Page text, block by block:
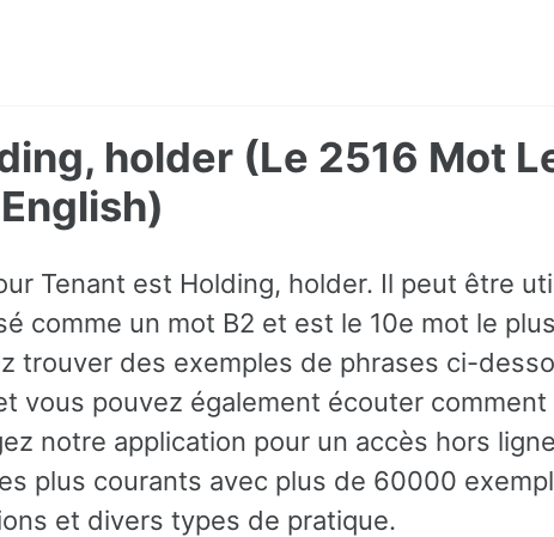
holder (Le 2516 Mot
Tenant est Holding, holder. Il peut être
comme un mot B2 et est le 10e mot le
trouver des exemples de phrases ci-
vous pouvez également écouter
notre application pour un accès hors
plus courants avec plus de 60000
et divers types de pratique.